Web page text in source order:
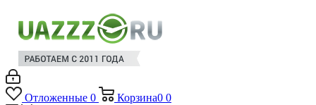
Отложенные 0 Корзина0 0